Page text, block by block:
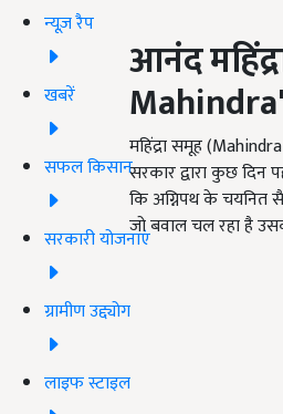
न्यूज़ रैप
खबरें
सफल किसान
सरकारी योजनाएं
ग्रामीण उद्द्योग
लाइफ स्टाइल
आनंद
महिंद्रा समूह
सरकार द्वारा कुछ दिन
कि अग्निपथ के
जो बवाल चल रहा है